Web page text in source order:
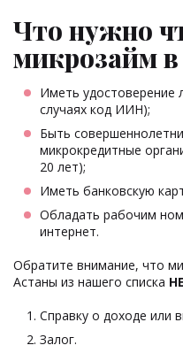
Что нужно
микрозайм
Иметь удостоверение
случаях код ИИН);
Быть
микрокредитные
20 лет);
Иметь банковскую
Обладать рабочим
интернет.
Обратите внимание, что
Астаны из нашего списка
Справку о доходе или
Залог.